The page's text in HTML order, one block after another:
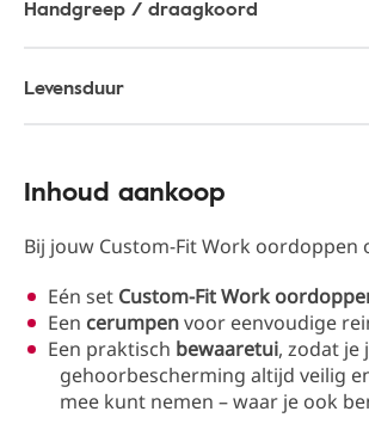
Handgreep / draagkoord
Levensduur
Inhoud aankoop
Bij jouw Custom-Fit Work oordoppen
Eén set Custom-Fit Work
Een cerumpenvoor eenvoudige
Een praktisch bewaaretui, zodat je
gehoorbescherming altijd veilig
mee kunt nemen – waar je ook